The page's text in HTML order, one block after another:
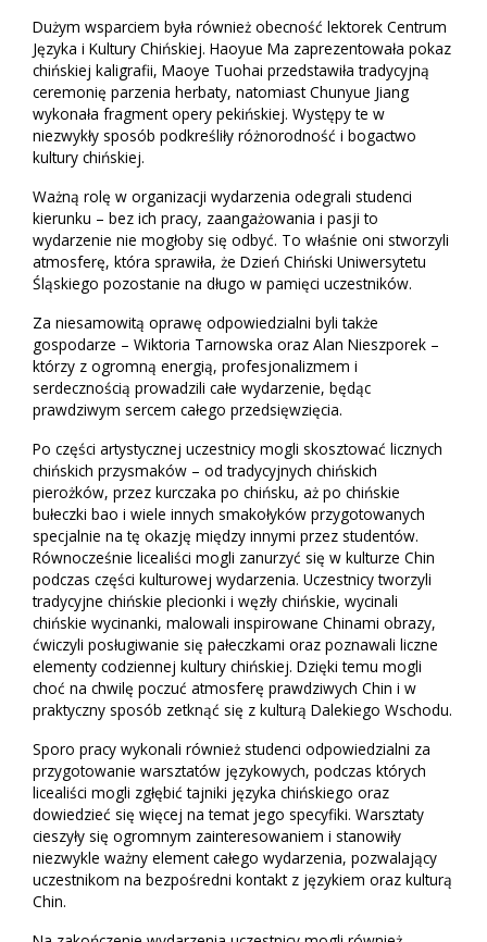
Dużym wsparciem była również obecność lektorek Centrum
Języka i Kultury Chińskiej. Haoyue Ma zaprezentowała pokaz
chińskiej kaligrafii, Maoye Tuohai przedstawiła tradycyjną
ceremonię parzenia herbaty, natomiast Chunyue Jiang
wykonała fragment opery pekińskiej. Występy te w
niezwykły sposób podkreśliły różnorodność i bogactwo
kultury chińskiej.
Ważną rolę w organizacji wydarzenia odegrali studenci
kierunku – bez ich pracy, zaangażowania i pasji to
wydarzenie nie mogłoby się odbyć. To właśnie oni stworzyli
atmosferę, która sprawiła, że Dzień Chiński Uniwersytetu
Śląskiego pozostanie na długo w pamięci uczestników.
Za niesamowitą oprawę odpowiedzialni byli także
gospodarze – Wiktoria Tarnowska oraz Alan Nieszporek –
którzy z ogromną energią, profesjonalizmem i
serdecznością prowadzili całe wydarzenie, będąc
prawdziwym sercem całego przedsięwzięcia.
Po części artystycznej uczestnicy mogli skosztować licznych
chińskich przysmaków – od tradycyjnych chińskich
pierożków, przez kurczaka po chińsku, aż po chińskie
bułeczki bao i wiele innych smakołyków przygotowanych
specjalnie na tę okazję między innymi przez studentów.
Równocześnie licealiści mogli zanurzyć się w kulturze Chin
podczas części kulturowej wydarzenia. Uczestnicy tworzyli
tradycyjne chińskie plecionki i węzły chińskie, wycinali
chińskie wycinanki, malowali inspirowane Chinami obrazy,
ćwiczyli posługiwanie się pałeczkami oraz poznawali liczne
elementy codziennej kultury chińskiej. Dzięki temu mogli
choć na chwilę poczuć atmosferę prawdziwych Chin i w
praktyczny sposób zetknąć się z kulturą Dalekiego Wschodu.
Sporo pracy wykonali również studenci odpowiedzialni za
przygotowanie warsztatów językowych, podczas których
licealiści mogli zgłębić tajniki języka chińskiego oraz
dowiedzieć się więcej na temat jego specyfiki. Warsztaty
cieszyły się ogromnym zainteresowaniem i stanowiły
niezwykle ważny element całego wydarzenia, pozwalający
uczestnikom na bezpośredni kontakt z językiem oraz kulturą
Chin.